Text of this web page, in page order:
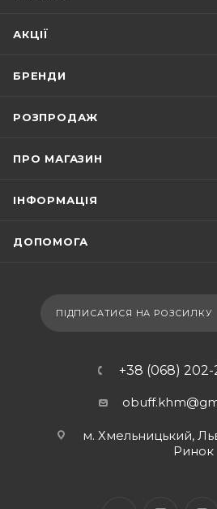
АКЦІЇ
БРЕНДИ
РОЗПРОДАЖ
ПРО МАГАЗИН
ІНФОРМАЦІЯ
ДОПОМОГА
ПІДПИСАТИСЯ НА РОЗСИЛКУ
+38 (068)
м. Хмельницький,
Ринок